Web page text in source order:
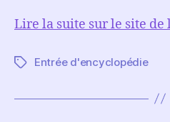
Lire la suite sur le site
Étiquettes
Entrée d'encyclopédie